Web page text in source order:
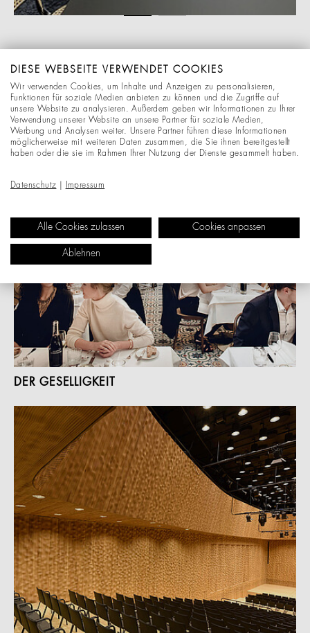
ORTE DER
DER GESELLIGKEIT
DIESE WEBSEITE VERWENDET COOKIES
Wir verwenden Cookies, um Inhalte und Anzeigen zu personalisieren,
Funktionen für soziale Medien anbieten zu können und die Zugriffe auf
unsere Website zu analysieren. Außerdem geben wir Informationen zu Ihrer
Verwendung unserer Website an unsere Partner für soziale Medien,
Werbung und Analysen weiter. Unsere Partner führen diese Informationen
möglicherweise mit weiteren Daten zusammen, die Sie ihnen bereitgestellt
haben oder die sie im Rahmen Ihrer Nutzung der Dienste gesammelt haben.
Datenschutz Impressum
Alle Cookies zulassen Cookies anpassen
Ablehnen